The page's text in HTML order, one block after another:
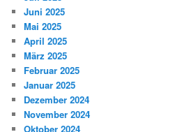
Juni 2025
Mai 2025
April 2025
März 2025
Februar 2025
Januar 2025
Dezember 2024
November 2024
Oktober 2024